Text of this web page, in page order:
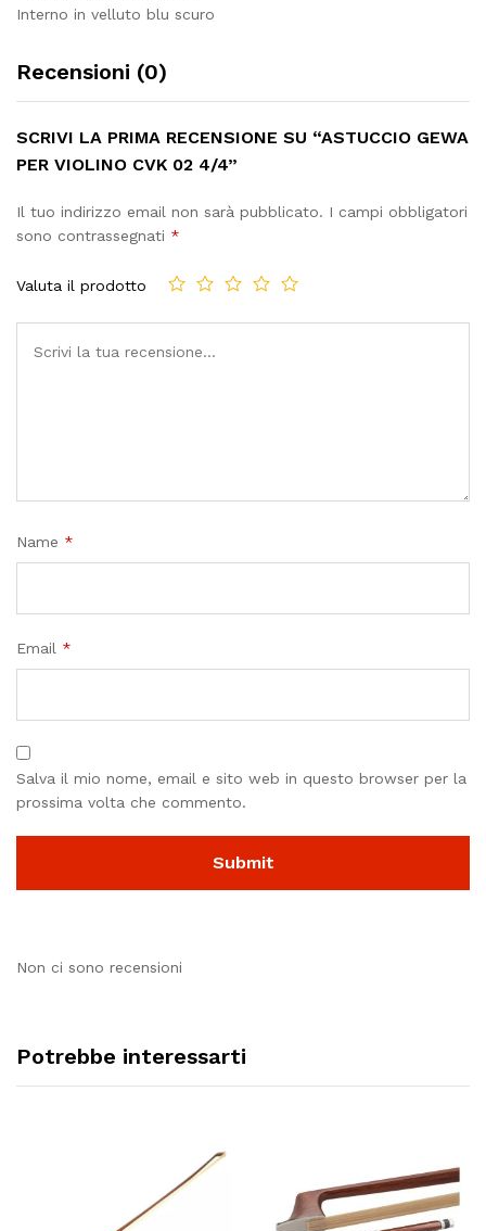
Interno in velluto blu scuro
Recensioni (0)
SCRIVI LA PRIMA RECENSIONE SU “ASTUCCIO GEWA
PER VIOLINO CVK 02 4/4”
Il tuo indirizzo email non sarà pubblicato. I campi obbligatori
sono contrassegnati *
Valuta il prodotto
Name *
Email *
Salva il mio nome, email e sito web in questo browser per la
prossima volta che commento.
Non ci sono recensioni
Potrebbe interessarti